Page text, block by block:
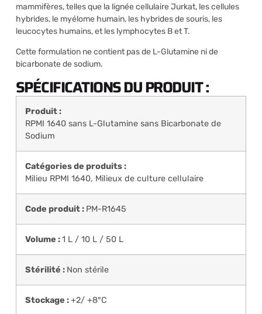
mammifères, telles que la lignée cellulaire Jurkat, les cellules
hybrides, le myélome humain, les hybrides de souris, les
leucocytes humains, et les lymphocytes B et T.
Cette formulation ne contient pas de L-Glutamine ni de
bicarbonate de sodium.
SPÉCIFICATIONS DU PRODUIT :
Produit :
RPMI 1640 sans L-Glutamine sans Bicarbonate de
Sodium
Catégories de produits :
Milieu RPMI 1640, Milieux de culture cellulaire
Code produit : PM-R1645
Volume :1 L / 10 L / 50 L
Stérilité : Non stérile
Stockage :+2/ +8°C